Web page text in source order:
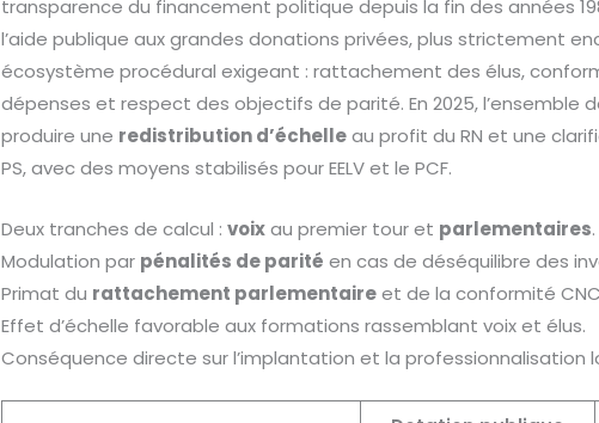
transparence du financement politique depuis la fin des années
l’aide publique aux grandes donations privées, plus strictement
écosystème procédural exigeant : rattachement des élus,
dépenses et respect des objectifs de parité. En 2025, l’ensemble
produire une redistribution d’échelleau profit du RN et une
PS, avec des moyens stabilisés pour EELV et le PCF.
Deux tranches de calcul :voixau premier tour et parlementaires.
Modulation par pénalités de parité en cas de déséquilibre des
Primat du rattachement parlementaireet de la conformité
Effet d’échelle favorable aux formations rassemblant voix et élus.
Conséquence directe sur l’implantation et la professionnalisation